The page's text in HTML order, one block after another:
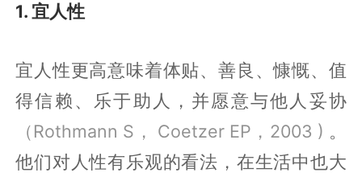
1. 宜人性
宜人性更高意味着体贴、善良、慷慨、值
得信赖、乐于助人，并愿意与他人妥协
（Rothmann S， Coetzer EP，2003 ) 。
他们对人性有乐观的看法，在生活中也大